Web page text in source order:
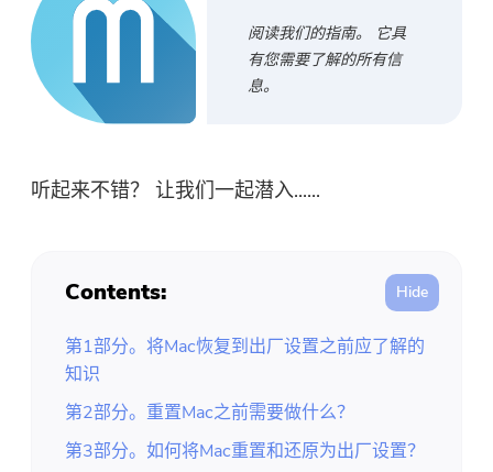
阅读我们的指南。 它具
有您需要了解的所有信
息。
听起来不错？ 让我们一起潜入......
Contents:
第1部分。将Mac恢复到出厂设置之前应了解的
知识
第2部分。重置Mac之前需要做什么？
第3部分。如何将Mac重置和还原为出厂设置？